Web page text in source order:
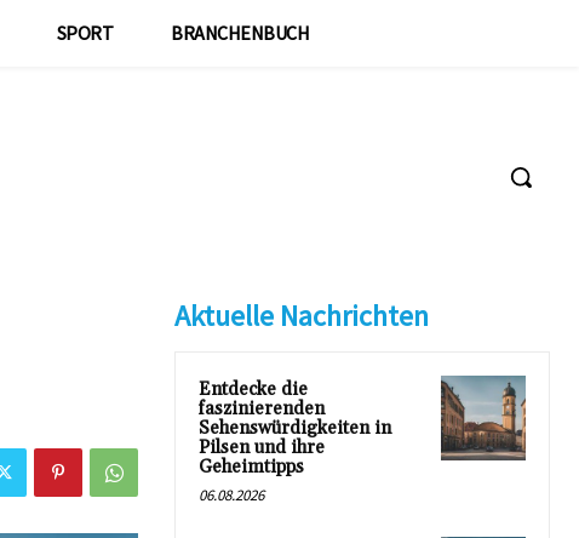
SPORT BRANCHENBUCH
Aktuelle Nachrichten
Entdecke die
faszinierenden
Sehenswürdigkeiten in
Pilsen und ihre
Geheimtipps
06.08.2026